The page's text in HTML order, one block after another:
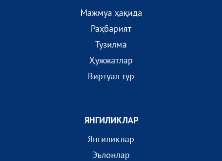
Мажмуа ҳақида
Раҳбарият
Тузилма
Ҳужжатлар
Виртуал тур
?>
ЯНГИЛИКЛАР
Янгиликлар
Эълонлар